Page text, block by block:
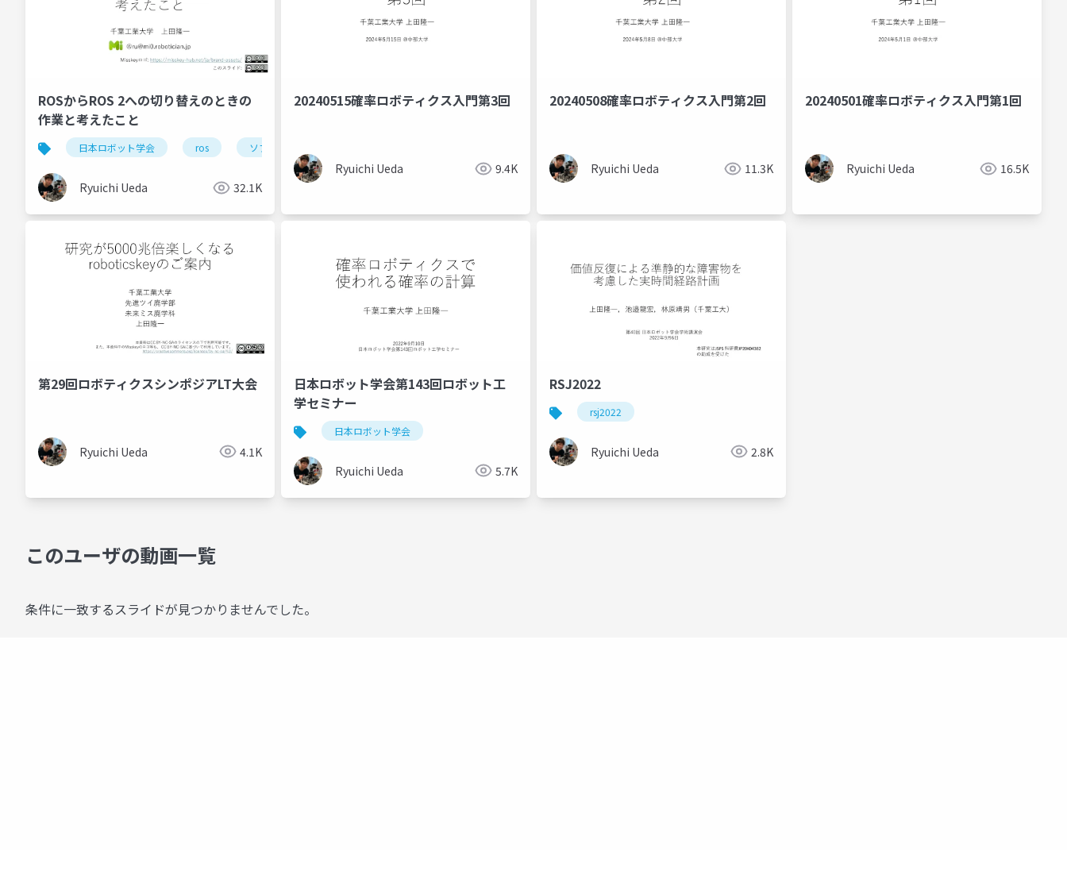
ROSからROS 2への切り替えのときの
作業と考えたこと
日本ロボット学会 ros ソフトウェア
Ryuichi Ueda 32.1K
20240515確率ロボティクス入門第3回
Ryuichi Ueda 9.4K
20240508確率ロボティクス入門第2回
Ryuichi Ueda 11.3K
20240501確率ロボティクス入門第1回
Ryuichi Ueda 16.5K
第29回ロボティクスシンポジアLT大会
Ryuichi Ueda 4.1K
日本ロボット学会第143回ロボット工
学セミナー
日本ロボット学会
Ryuichi Ueda 5.7K
RSJ2022
rsj2022
Ryuichi Ueda 2.8K
このユーザの動画一覧
条件に一致するスライドが見つかりませんでした。